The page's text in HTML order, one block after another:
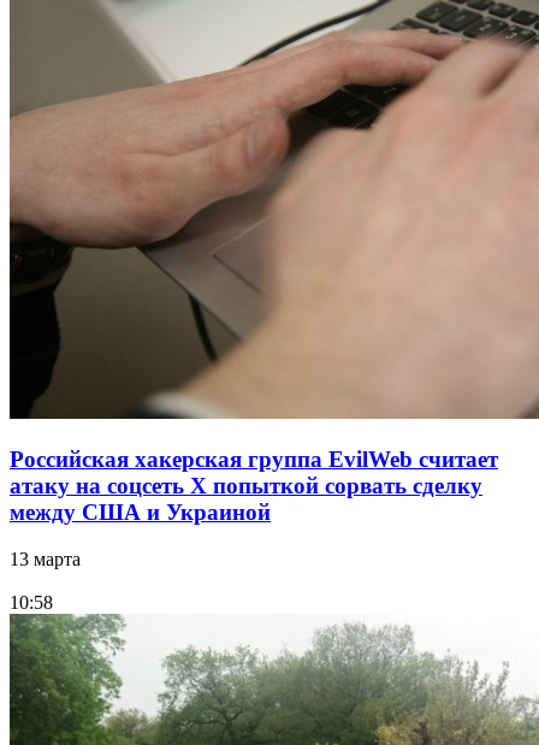
Российская хакерская группа EvilWeb считает
атаку на соцсеть Х попыткой сорвать сделку
между США и Украиной
13 марта
10:58